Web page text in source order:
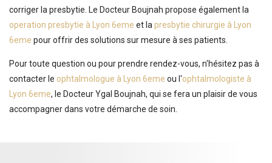
corriger la presbytie. Le Docteur Boujnah propose également la
operation presbytie à Lyon 6eme et la presbytie chirurgie à Lyon
6eme pour offrir des solutions sur mesure à ses patients.
Pour toute question ou pour prendre rendez-vous, n'hésitez pas à
contacter le ophtalmologue à Lyon 6eme ou l'ophtalmologiste à
Lyon 6eme, le Docteur Ygal Boujnah, qui se fera un plaisir de vous
accompagner dans votre démarche de soin.